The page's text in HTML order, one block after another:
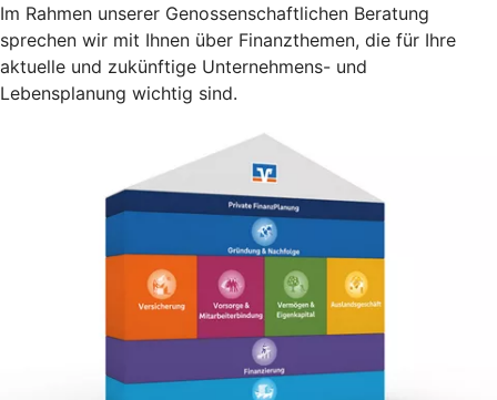
Im Rahmen unserer Genossenschaftlichen Beratung
sprechen wir mit Ihnen über Finanzthemen, die für Ihre
aktuelle und zukünftige Unternehmens- und
Lebensplanung wichtig sind.